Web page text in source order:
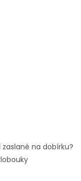
na dobírku?